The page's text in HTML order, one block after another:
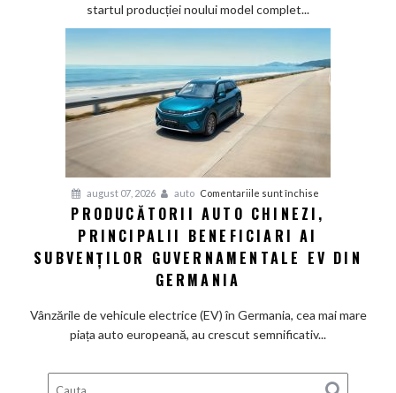
BMW
renunță
și
100%
startul producției noului model complet...
august 07, 2026 auto Comentariile sunt închise
chinezi,
din
PRODUCĂTORII AUTO CHINEZI,
PRINCIPALII BENEFICIARI AI
SUBVENȚILOR GUVERNAMENTALE EV DIN
GERMANIA
Vânzările de vehicule electrice (EV) în Germania, cea mai mare
piața auto europeană, au crescut semnificativ...